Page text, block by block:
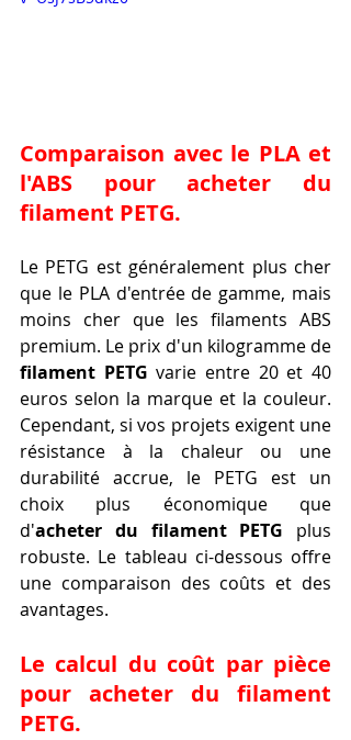
Comparaison avec le PLA et
l'ABS pour acheter du
filament PETG.
Le PETG est généralement plus cher
que le PLA d'entrée de gamme, mais
moins cher que les filaments ABS
filament PETG varie entre 20 et 40
euros selon la marque et la couleur.
Cependant, si vos projets exigent une
résistance à la chaleur ou une
durabilité accrue, le PETG est un
choix plus économique que
d'acheter du filament PETG plus
robuste. Le tableau ci-dessous offre
une comparaison des coûts et des
avantages.
Le calcul du coût par pièce
pour acheter du filament
PETG.